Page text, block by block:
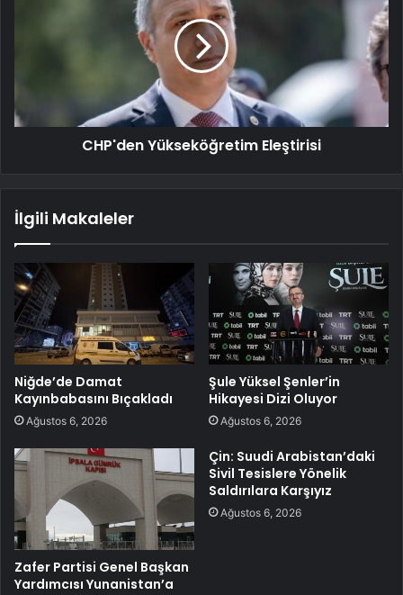
CHP'den Yükseköğretim Eleştirisi
İlgili Makaleler
Niğde’de Damat
Kayınbabasını Bıçakladı
Ağustos 6, 2026
Şule Yüksel Şenler’in
Hikayesi Dizi Oluyor
Ağustos 6, 2026
Zafer Partisi Genel Başkan
Yardımcısı Yunanistan’a
Çin: Suudi Arabistan’daki
Sivil Tesislere Yönelik
Saldırılara Karşıyız
Ağustos 6, 2026